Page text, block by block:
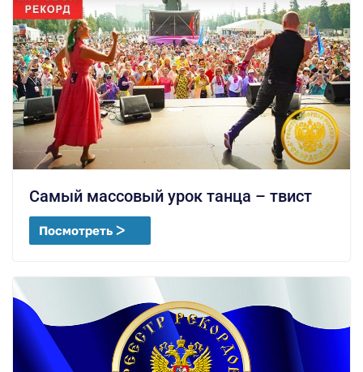
Самый массовый урок танца – твист
Посмотреть ᐳ